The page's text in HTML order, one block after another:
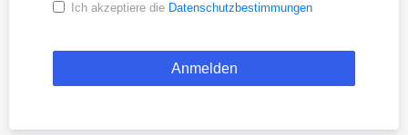
Ich akzeptiere die Datenschutzbestimmungen